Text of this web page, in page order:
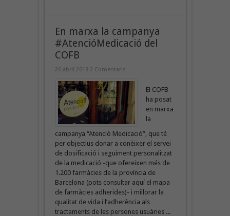
En marxa la campanya
#AtencióMedicació del
COFB
26 abril 2018 2 Comentaris
El COFB
ha posat
en marxa
la
campanya “Atenció Medicació”, que té
per objectius donar a conèixer el servei
de dosificació i seguiment personalitzat
de la medicació -que ofereixen més de
1.200 farmàcies de la província de
Barcelona (pots consultar aquí el mapa
de farmàcies adherides)- i millorar la
qualitat de vida i l’adherència als
tractaments de les persones usuàries ...